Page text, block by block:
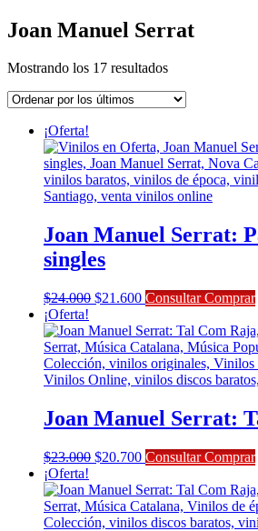
Joan Manuel Serrat
Mostrando los 17 resultadosOrdenado
los
¡Oferta!
Joan Manuel Serrat:
singles
$24.000 El
original
era:
$24.000.
$21.600El
actual
es:
$21.600.
Consultar Comprar
¡Oferta!
Joan Manuel Serrat:
$23.000 El
original
era:
$23.000.
$20.700El
actual
es:
$20.700.
Consultar Comprar
¡Oferta!